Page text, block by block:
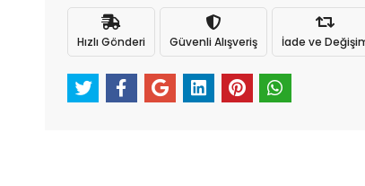
Hızlı Gönderi Güvenli Alışveriş İade ve